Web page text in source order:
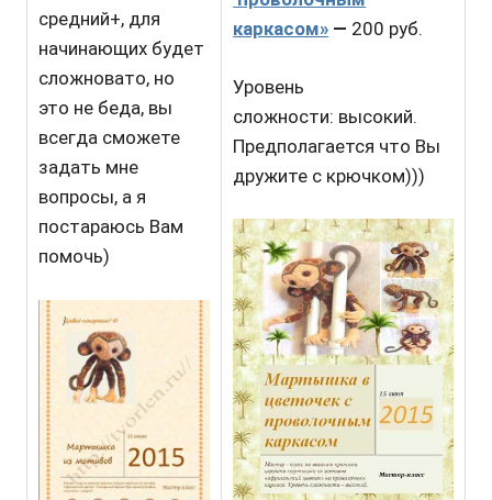
средний+, для
начинающих будет
сложновато, но
это не беда, вы
всегда сможете
задать мне
вопросы, а я
постараюсь Вам
помочь)
каркасом» — 200 руб.
Уровень
сложности: высокий.
Предполагается что Вы
дружите с крючком)))